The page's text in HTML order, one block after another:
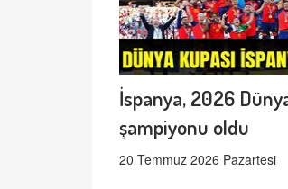
İspanya, 2026
şampiyonu oldu
20 Temmuz 2026 Pazartesi